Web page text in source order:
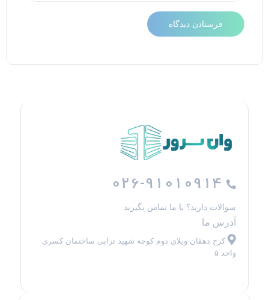
026-91010914
سوالات دارید؟ با ما تماس بگیرید
آدرس ما
کرج دهقان ویلای دوم کوچه شهید ترابی ساختمان کسری
واحد ۵